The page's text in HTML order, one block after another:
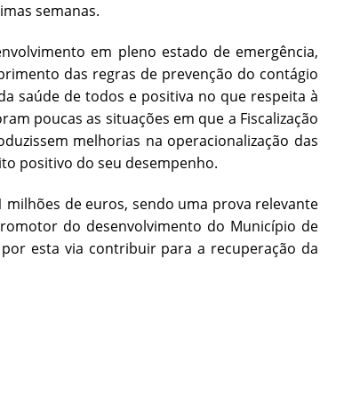
semanas.
em pleno estado de emergência,
das regras de prevenção do contágio
saúde de todos e positiva no que respeita à
poucas as situações em que a Fiscalização
melhorias na operacionalização das
positivo do seu desempenho.
de euros, sendo uma prova relevante
do desenvolvimento do Município de
esta via contribuir para a recuperação da